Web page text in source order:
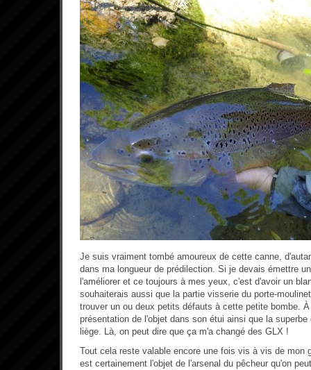
Je suis vraiment tombé amoureux de cette canne,
dans ma longueur de prédilection. Si je devais émettre
l'améliorer et ce toujours à mes yeux, c'est d'avoir un
souhaiterais aussi que la partie visserie du porte-
trouver un ou deux petits défauts à cette petite bombe.
présentation de l'objet dans son étui ainsi que la
liège. Là, on peut dire que ça m'a changé des GLX !
Tout cela reste valable encore une fois vis à vis de mon
est certainement l'objet de l'arsenal du pêcheur qu'on